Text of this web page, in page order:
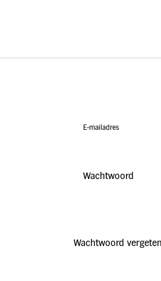
E-mailadres
Wachtwoord
Wachtwoord